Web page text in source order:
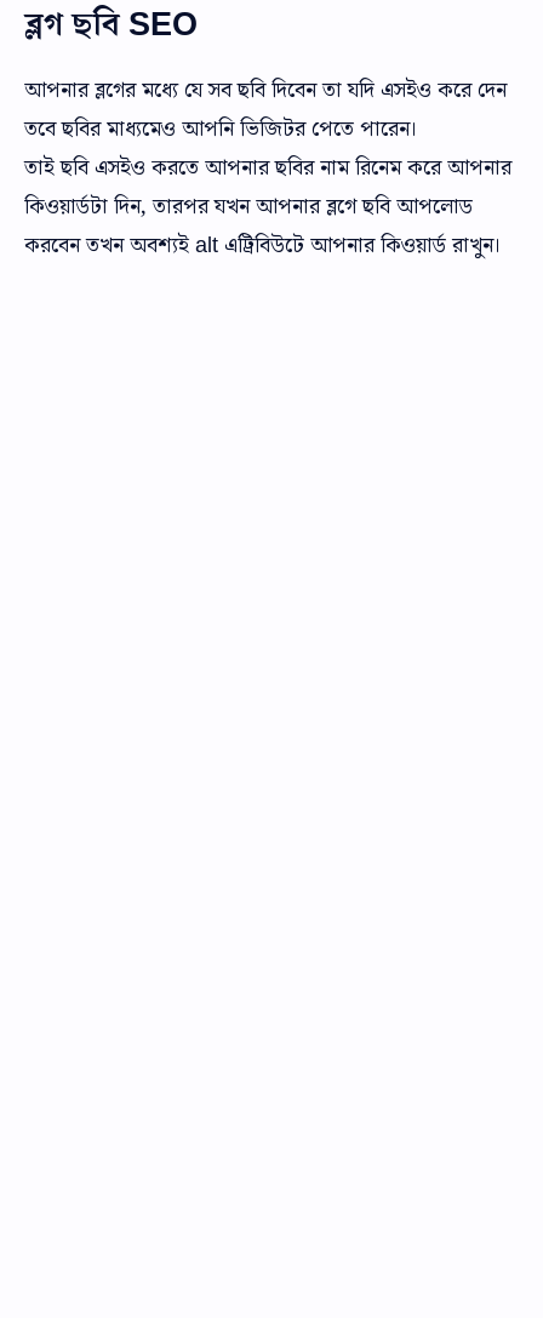
ব্লগ ছবি SEO
আপনার ব্লগের মধ্যে যে সব ছবি দিবেন তা যদি এসইও করে দেন
তবে ছবির মাধ্যমেও আপনি ভিজিটর পেতে পারেন।
তাই ছবি এসইও করতে আপনার ছবির নাম রিনেম করে আপনার
কিওয়ার্ডটা দিন, তারপর যখন আপনার ব্লগে ছবি আপলোড
করবেন তখন অবশ্যই alt এট্রিবিউটে আপনার কিওয়ার্ড রাখুন।